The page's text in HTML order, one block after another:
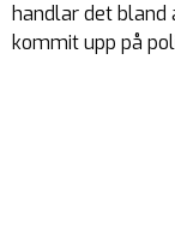
handlar det bland
kommit upp på